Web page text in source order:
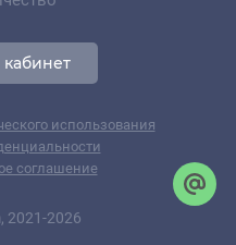
использования
соглашение
2021-2026